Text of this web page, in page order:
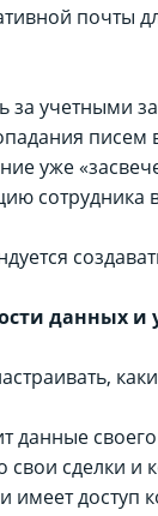
почты
за учетными
писем
уже
сотрудника
данных и
данные
сделки и
имеет доступ